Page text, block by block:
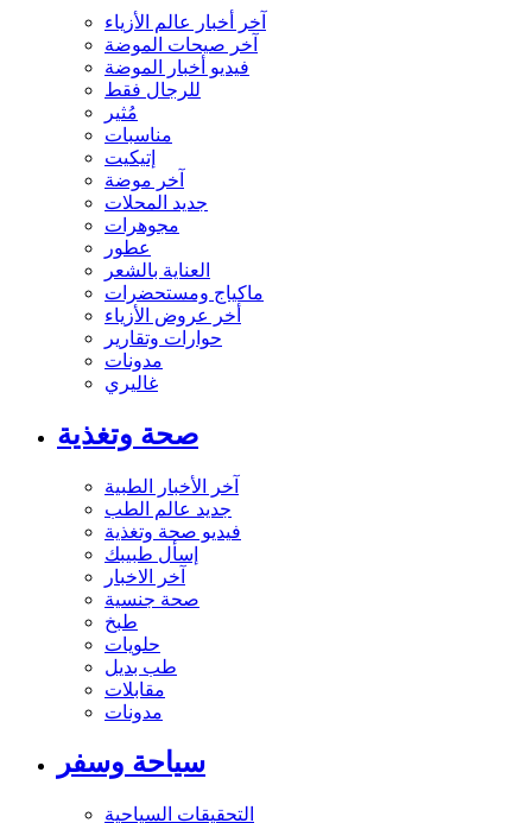
آخر أخبار عالم الأزياء
آخر صيحات الموضة
فيديو أخبار الموضة
للرجال فقط
مُثير
مناسبات
إتيكيت
آخر موضة
جديد المحلات
مجوهرات
عطور
العناية بالشعر
ماكياج ومستحضرات
أخر عروض الأزياء
حوارات وتقارير
مدونات
غاليري
صحة وتغذية
آخر الأخبار الطبية
جديد عالم الطب
فيديو صحة وتغذية
إسأل طبيبك
آخر الاخبار
صحة جنسية
طبخ
حلويات
طب بديل
مقابلات
مدونات
سياحة وسفر
التحقيقات السياحية